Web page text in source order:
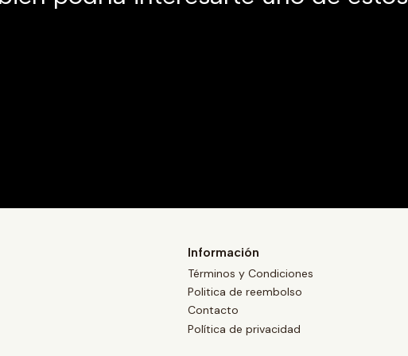
Información
Términos y Condiciones
Politica de reembolso
Contacto
Política de privacidad